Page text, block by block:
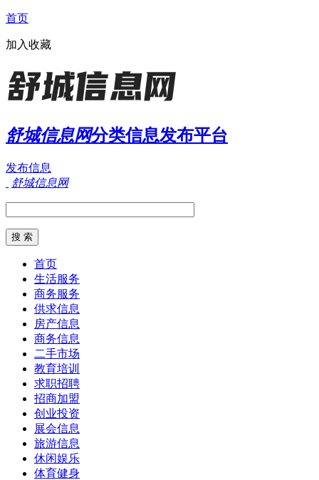
首页
加入收藏
舒城信息网分类信息发布平台
发布信息
舒城信息网
首页
生活服务
商务服务
供求信息
房产信息
商务信息
二手市场
教育培训
求职招聘
招商加盟
创业投资
展会信息
旅游信息
休闲娱乐
体育健身